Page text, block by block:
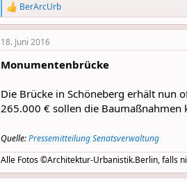
R
e
a
c
i
n
s
:
BerArcUrb
18. Juni 2016
Monumentenbrücke
Die Brücke in Schöneberg erhält nun
265.000 € sollen die Baumaßnahmen
Quelle:Pressemitteilung Senatsverwaltung
Alle Fotos ©Architektur-Urbanistik.Berlin, falls